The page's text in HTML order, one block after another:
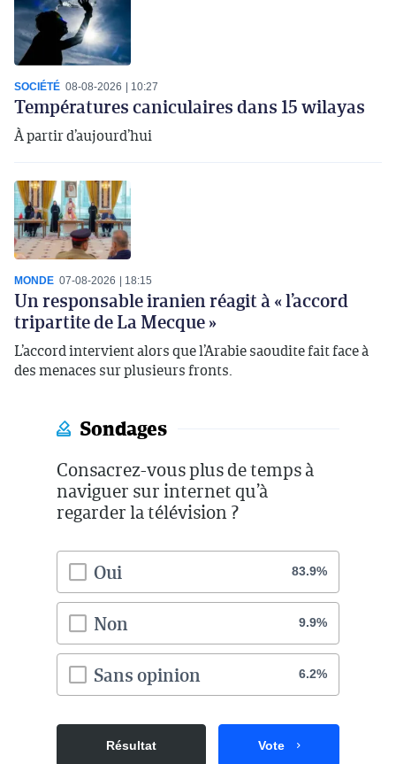
SOCIÉTÉ 08-08-2026 10:27
Températures caniculaires dans 15 wilayas
À partir d’aujourd’hui
MONDE 07-08-2026 18:15
Un responsable iranien réagit à « l’accord
tripartite de La Mecque »
L’accord intervient alors que l’Arabie saoudite fait face à
des menaces sur plusieurs fronts.
Sondages
Consacrez-vous plus de temps à
naviguer sur internet qu’à
regarder la télévision ?
Oui 83.9%
Non 9.9%
Sans opinion 6.2%
Résultat Vote